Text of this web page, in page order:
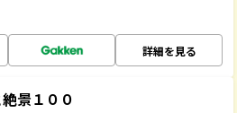
詳細を見る
景１００